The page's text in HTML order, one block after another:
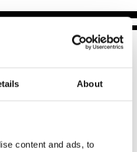
About
content and ads, to